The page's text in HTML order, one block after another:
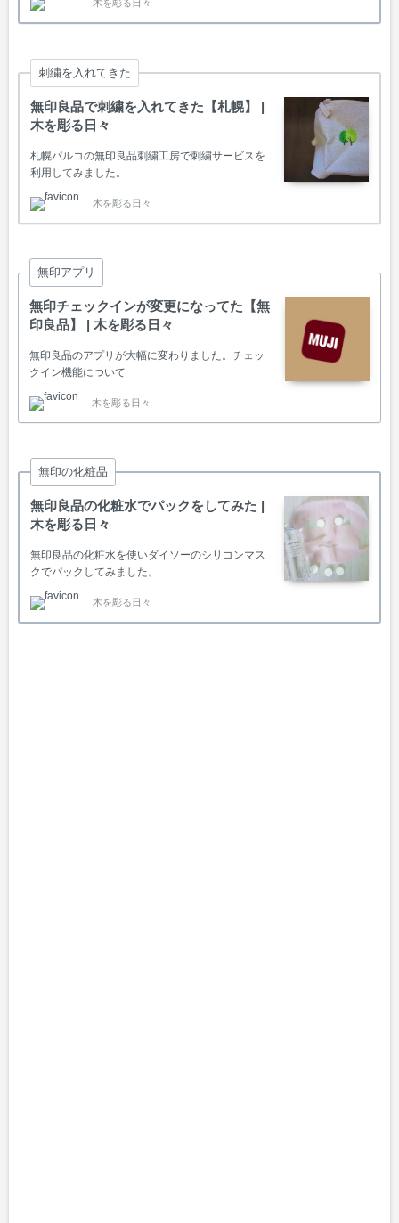
木を彫る日々
刺繍を入れてきた
無印良品で刺繍を入れてきた【札幌】 |
木を彫る日々
札幌パルコの無印良品刺繍工房で刺繍サービスを
利用してみました。
木を彫る日々
無印アプリ
無印チェックインが変更になってた【無
印良品】 | 木を彫る日々
無印良品のアプリが大幅に変わりました。チェッ
クイン機能について
木を彫る日々
無印の化粧品
無印良品の化粧水でパックをしてみた |
木を彫る日々
無印良品の化粧水を使いダイソーのシリコンマス
クでパックしてみました。
木を彫る日々